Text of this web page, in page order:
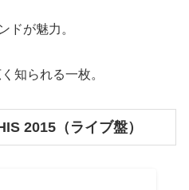
ドが魅力。
知られる一枚。
2015（ライブ盤）